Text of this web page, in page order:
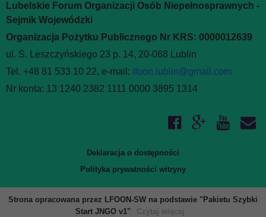
Lubelskie Forum Organizacji Osób Niepełnosprawnych -
Sejmik Wojewódzki
Organizacja Pożytku Publicznego Nr KRS: 0000012639
ul. S. Leszczyńskiego 23 p. 14, 20-068 Lublin
Tel. +48 81 533 10 22, e-mail: lfoon.lublin@gmail.com
Nr konta: 13 1240 2382 1111 0000 3895 1314
Deklaracja o dostępności
Polityka prywatności witryny
Strona opracowana przez LFOON-SW na podstawie "Pakietu Szybki
Start JNGO v1"
Czytaj więcej